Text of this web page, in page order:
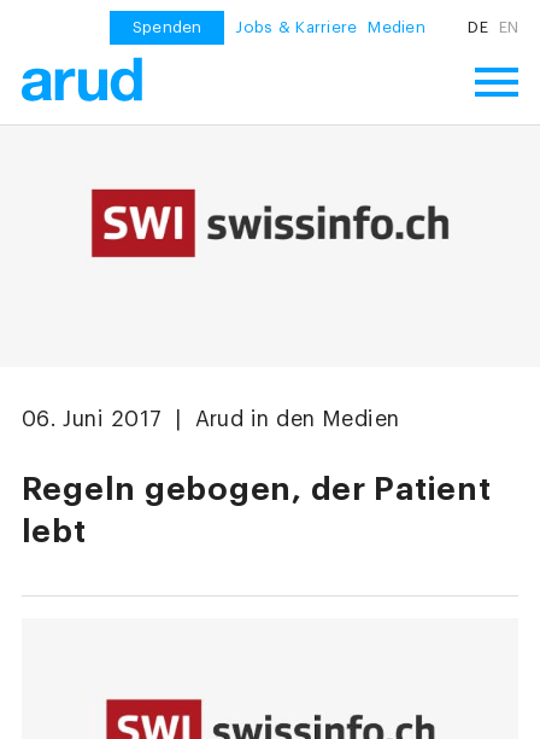
Spenden Jobs & Karriere Medien DE EN
06. Juni 2017 | Arud in den Medien
Regeln gebogen, der Patient
lebt